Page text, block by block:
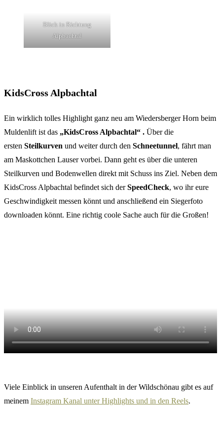
Blick in Richtung
Alpbachtal
KidsCross Alpbachtal
Ein wirklich tolles Highlight ganz neu am Wiedersberger Horn beim
Muldenlift ist das „KidsCross Alpbachtal“ . Über die
ersten Steilkurven und weiter durch den Schneetunnel, fährt man
am Maskottchen Lauser vorbei. Dann geht es über die unteren
Steilkurven und Bodenwellen direkt mit Schuss ins Ziel. Neben dem
KidsCross Alpbachtal befindet sich derSpeedCheck, wo ihr eure
Geschwindigkeit messen könnt und anschließend ein Siegerfoto
downloaden könnt. Eine richtig coole Sache auch für die Großen!
Viele Einblick in unseren Aufenthalt in der Wildschönau gibt es auf
meinem Instagram Kanal unter Highlights und in den Reels.